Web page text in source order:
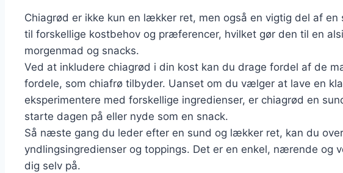
Chiagrød er ikke kun en lækker ret, men også en vigtig del af en
til forskellige kostbehov og præferencer, hvilket gør den til en
morgenmad og snacks.
Ved at inkludere chiagrød i din kost kan du drage fordel af de
fordele, som chiafrø tilbyder. Uanset om du vælger at lave en
eksperimentere med forskellige ingredienser, er chiagrød en
starte dagen på eller nyde som en snack.
Så næste gang du leder efter en sund og lækker ret, kan du
yndlingsingredienser og toppings. Det er en enkel, nærende og
dig selv på.